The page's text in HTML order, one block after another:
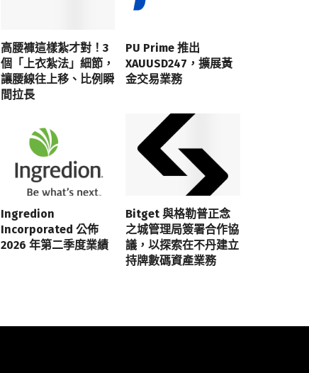
高腰褲這樣紮才對！3
個「上衣紮法」細節，
讓腰線往上移、比例瞬
間拉長
PU Prime 推出
XAUUSD247，擴展黃
金交易業務
Ingredion
Incorporated 公佈
2026 年第二季度業績
Bitget 與格勒普正念
之城管理局簽署合作協
議，以探索在不丹建立
持牌數碼資產業務